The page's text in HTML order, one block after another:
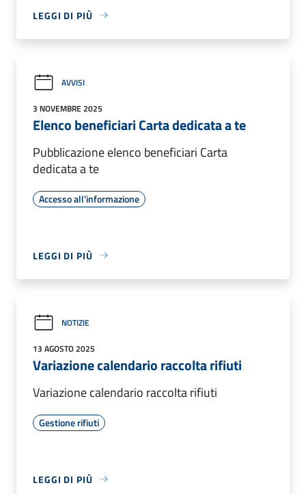
LEGGI DI PIÙ
AVVISI
3 NOVEMBRE 2025
Elenco beneficiari Carta dedicata a te
Pubblicazione elenco beneficiari Carta
dedicata a te
Accesso all'informazione
LEGGI DI PIÙ
NOTIZIE
13 AGOSTO 2025
Variazione calendario raccolta rifiuti
Variazione calendario raccolta rifiuti
Gestione rifiuti
LEGGI DI PIÙ